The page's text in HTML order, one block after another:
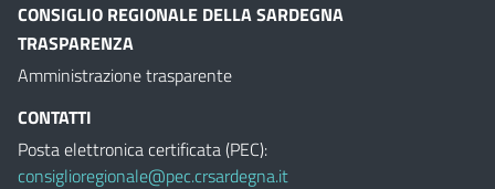
CONSIGLIO REGIONALE DELLA SARDEGNA
TRASPARENZA
Amministrazione trasparente
CONTATTI
Posta elettronica certificata (PEC):
consiglioregionale@pec.crsardegna.it